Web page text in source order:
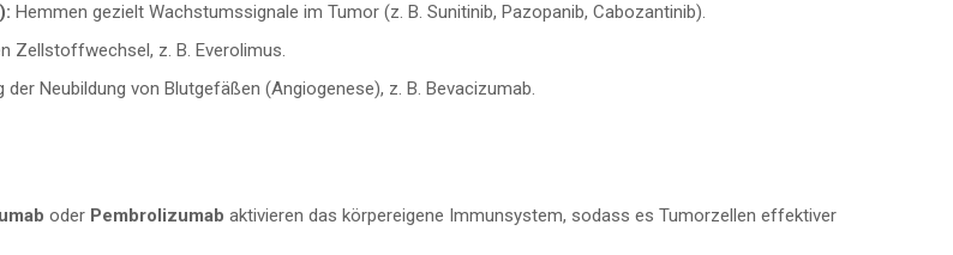
Hemmen gezielt Wachstumssignale im Tumor (z. B. Sunitinib, Pazopanib, Cabozantinib).
Zellstoffwechsel, z. B. Everolimus.
der Neubildung von Blutgefäßen (Angiogenese), z. B. Bevacizumab.
oder Pembrolizumab aktivieren das körpereigene Immunsystem, sodass es Tumorzellen effektiver